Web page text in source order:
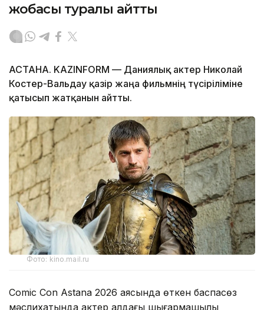
жобасы туралы айтты
АСТАНА. KAZINFORM — Даниялық актер Николай
Костер-Вальдау қазір жаңа фильмнің түсіріліміне
қатысып жатқанын айтты.
Фото: kino.mail.ru
Comic Con Astana 2026 аясында өткен баспасөз
мәслихатында актер алдағы шығармашылық